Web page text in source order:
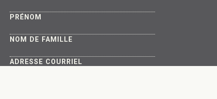
PRÉNOM
NOM DE FAMILLE
ADRESSE COURRIEL